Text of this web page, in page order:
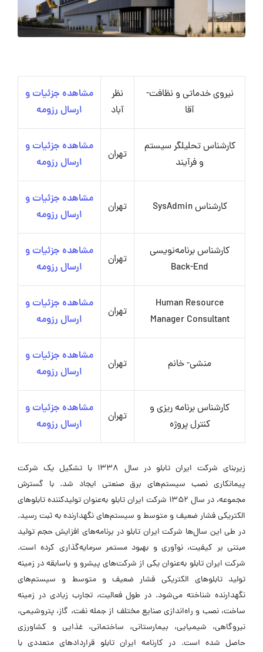
نیروی خدماتی و نظافت-
آقا
نظر
آباد
مشاهده جزئیات و
ارسال رزومه
کارشناس تحلیلگر سیستم
و فرآیند
تهران
مشاهده جزئیات و
ارسال رزومه
کارشناس SysAdmin تهران
مشاهده جزئیات و
ارسال رزومه
کارشناس برنامه‌نویسی
Back-End
تهران
مشاهده جزئیات و
ارسال رزومه
Human Resource
Manager Consultant
تهران
مشاهده جزئیات و
ارسال رزومه
منشی- خانم تهران
مشاهده جزئیات و
ارسال رزومه
کارشناس برنامه ریزی و
کنترل پروژه
تهران
مشاهده جزئیات و
ارسال رزومه
زیربنای شرکت ایران تابلو در سال ۱۳۳۸ با تشکیل یک شرکت
پیمانکاری نصب سیستم‌های برق صنعتی ایجاد شد. با گسترش
مجموعه، در سال ۱۳۵۲ شرکت ایران تابلو به‌عنوان تولیدکننده تابلوهای
الکتریکی فشار ضعیف و متوسط و سیستم‌های نگهدارنده به ثبت رسید.
در طی این سال‌ها شرکت ایران تابلو در برنامه‌های افزایش حجم تولید
مبتنی بر کیفیت، نوآوری و بهبود مستمر سرمایه‌گذاری کرده است.
شرکت ایران تابلو به‌عنوان یکی از شرکت‌های پیشرو و باسابقه در زمینه
تولید تابلوهای الکتریکی فشار ضعیف و متوسط و سیستم‌های
نگهدارنده شناخته می‌شود. در طول فعالیت، تجارب زیادی در زمینه
ساخت، نصب و راه‌اندازی صنایع مختلف از جمله نفت، گاز، پتروشیمی،
نیروگاهی، شیمیایی، بیمارستانی، ساختمانی، غذایی و کشاورزی
حاصل شده است. در کارنامه ایران تابلو قراردادهای متعددی با